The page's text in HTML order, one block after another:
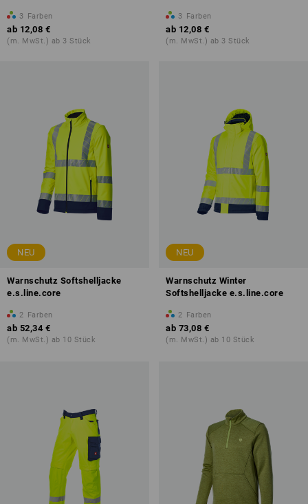
3 Farben
ab 12,08 €
(m. MwSt.) ab 3 Stück
3 Farben
ab 12,08 €
(m. MwSt.) ab 3 Stück
NEU
Warnschutz Softshelljacke
e.s.line.core
2 Farben
ab 52,34 €
(m. MwSt.) ab 10 Stück
NEU
Warnschutz Winter
Softshelljacke e.s.line.core
2 Farben
ab 73,08 €
(m. MwSt.) ab 10 Stück